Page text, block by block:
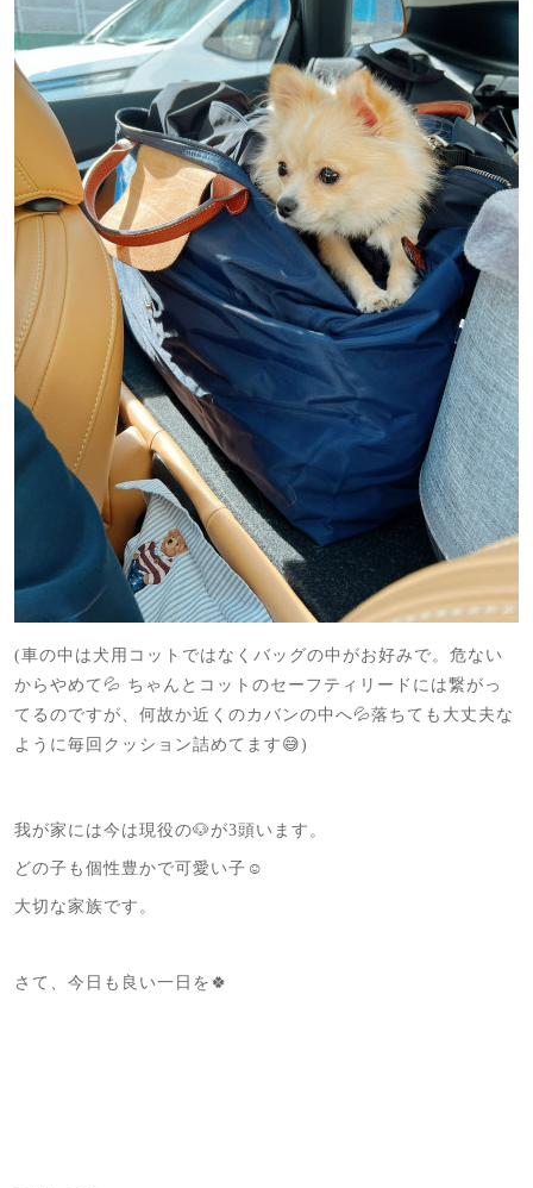
(車の中は犬用コットではなくバッグの中がお好みで。危ない
からやめて💦 ちゃんとコットのセーフティリードには繋がっ
てるのですが、何故か近くのカバンの中へ💦落ちても大丈夫な
ように毎回クッション詰めてます😅)
我が家には今は現役の🐶が3頭います。
どの子も個性豊かで可愛い子☺️
大切な家族です。
さて、今日も良い一日を🍀